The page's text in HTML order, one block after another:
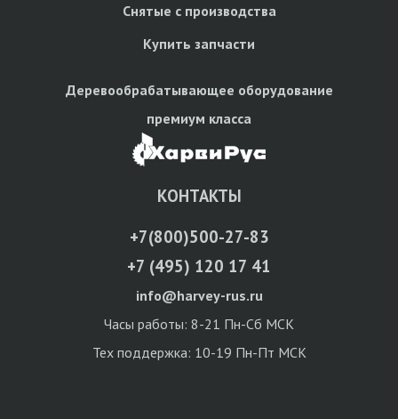
Снятые с производства
Купить запчасти
Деревообрабатывающее оборудование
премиум класса
КОНТАКТЫ
+7(800)500-27-83
+7 (495) 120 17 41
info@harvey-rus.ru
Часы работы: 8-21 Пн-Сб МСК
Тех поддержка: 10-19 Пн-Пт МСК